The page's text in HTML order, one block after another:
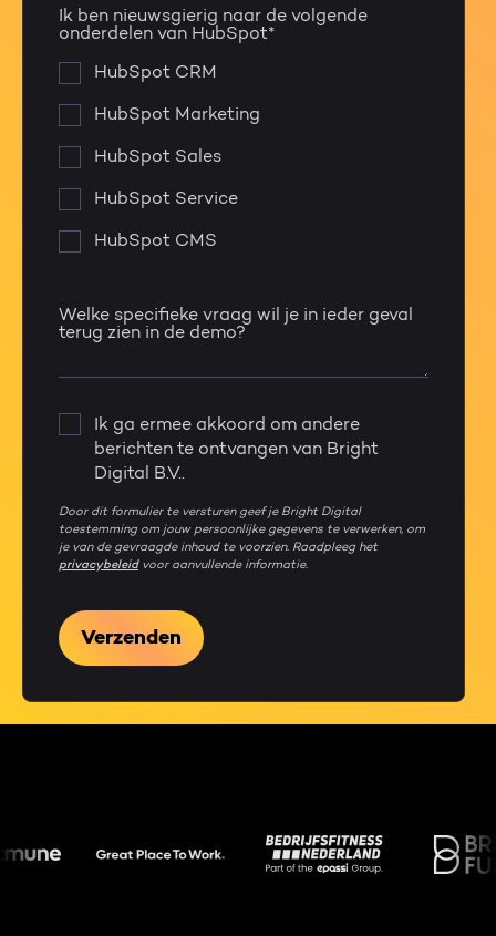
Ik ben nieuwsgierig naar de volgende
onderdelen van HubSpot*
HubSpot CRM
HubSpot Marketing
HubSpot Sales
HubSpot Service
HubSpot CMS
Welke specifieke vraag wil je in ieder geval
terug zien in de demo?
Ik ga ermee akkoord om andere
berichten te ontvangen van Bright
Digital B.V..
Door dit formulier te versturen geef je Bright Digital
toestemming om jouw persoonlijke gegevens te verwerken, om
je van de gevraagde inhoud te voorzien. Raadpleeg het
privacybeleidvoor aanvullende informatie.